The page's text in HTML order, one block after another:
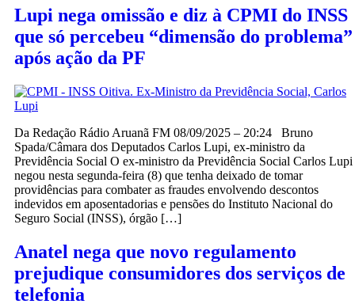
Lupi nega omissão e diz à CPMI do INSS
que só percebeu “dimensão do problema”
após ação da PF
Da Redação Rádio Aruanã FM 08/09/2025 – 20:24 Bruno
Spada/Câmara dos Deputados Carlos Lupi, ex-ministro da
Previdência Social O ex-ministro da Previdência Social Carlos Lupi
negou nesta segunda-feira (8) que tenha deixado de tomar
providências para combater as fraudes envolvendo descontos
indevidos em aposentadorias e pensões do Instituto Nacional do
Seguro Social (INSS), órgão […]
Anatel nega que novo regulamento
prejudique consumidores dos serviços de
telefonia